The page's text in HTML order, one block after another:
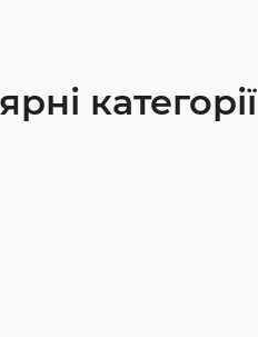
категорії